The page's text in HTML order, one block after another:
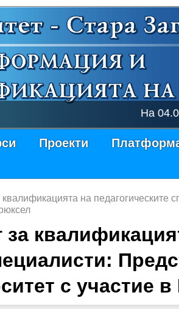
На
Проекти
на педагогическите
с участие